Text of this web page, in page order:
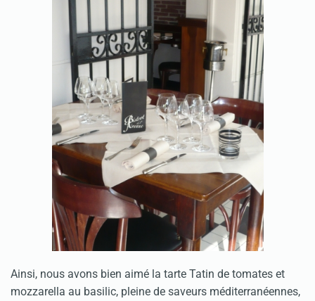
Ainsi, nous avons bien aimé la tarte Tatin de tomates et
mozzarella au basilic, pleine de saveurs méditerranéennes,